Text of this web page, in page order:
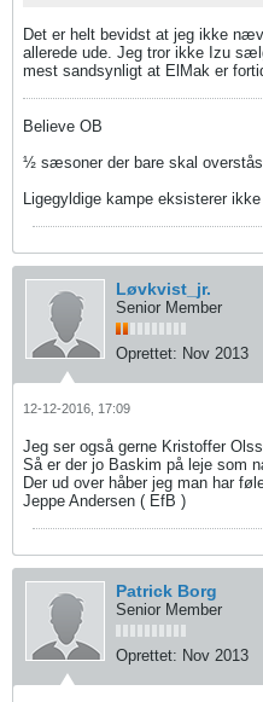
Det er helt bevidst at jeg ikke
allerede ude. Jeg tror ikke Izu
mest sandsynligt at ElMak er
Believe OB
½ sæsoner der bare skal
Ligegyldige kampe eksisterer ikke
Løvkvist_jr.
Senior Member
Oprettet: Nov 2013
12-12-2016, 17:09
Jeg ser også gerne Kristoffer
Så er der jo Baskim på leje som
Der ud over håber jeg man har
Jeppe Andersen ( EfB )
Patrick Borg
Senior Member
Oprettet: Nov 2013